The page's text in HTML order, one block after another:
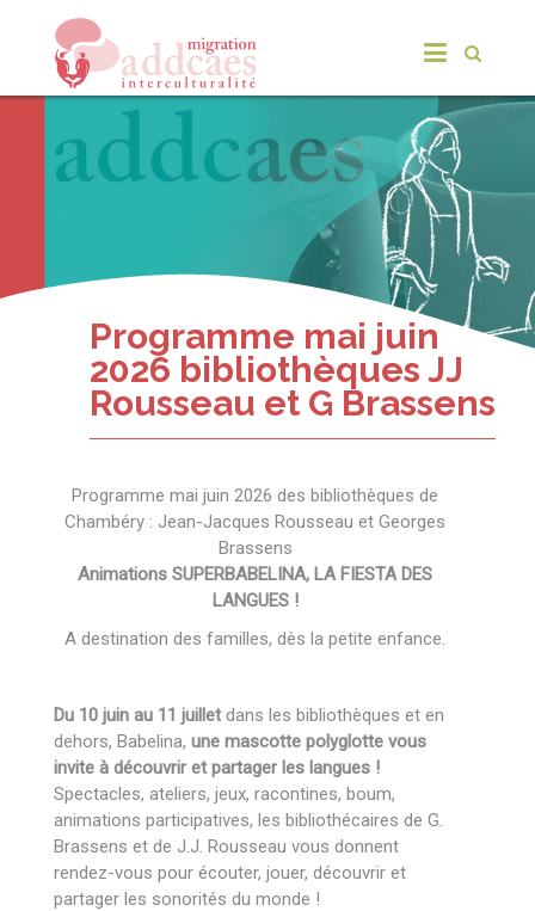
Programme mai juin
2026 bibliothèques JJ
Rousseau et G Brassens
Programme mai juin 2026 des bibliothèques de
Chambéry : Jean-Jacques Rousseau et Georges
Brassens
Animations SUPERBABELINA, LA FIESTA DES
LANGUES !
A destination des familles, dès la petite enfance.
Du 10 juin au 11 juilletdans les bibliothèques et en
dehors, Babelina, une mascotte polyglotte vous
invite à découvrir et partager les langues !
Spectacles, ateliers, jeux, racontines, boum,
animations participatives, les bibliothécaires de G.
Brassens et de J.J. Rousseau vous donnent
rendez-vous pour écouter, jouer, découvrir et
partager les sonorités du monde !